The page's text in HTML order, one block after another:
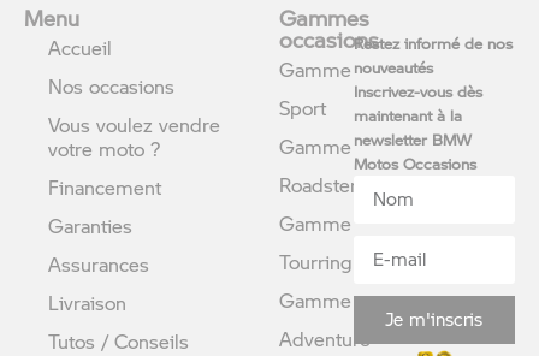
Menu
Accueil
Nos occasions
Vous voulez vendre
votre moto ?
Financement
Garanties
Assurances
Livraison
Tutos / Conseils
Gammes
occasions
Gamme
Sport
Gamme
Roadster
Gamme
Tourring
Gamme
Adventure
Restez informé de nos
nouveautés
Inscrivez-vous dès
maintenant à la
newsletter BMW
Motos Occasions
Je m'inscris